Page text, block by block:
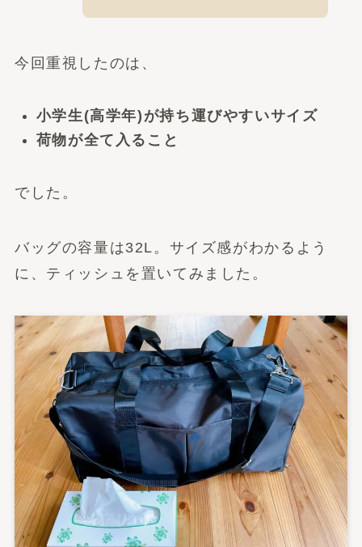
今回重視したのは、
小学生(高学年)が持ち運びやすいサイズ
荷物が全て入ること
でした。
バッグの容量は32L。サイズ感がわかるよう
に、ティッシュを置いてみました。